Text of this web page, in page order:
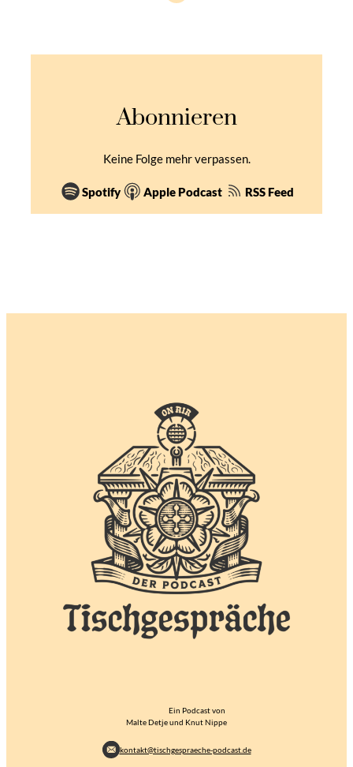
Abonnieren
Keine Folge mehr verpassen.
Spotify Apple Podcast RSS Feed
Ein Podcast von
Malte Detje und Knut Nippe
kontakt@tischgespraeche-podcast.de